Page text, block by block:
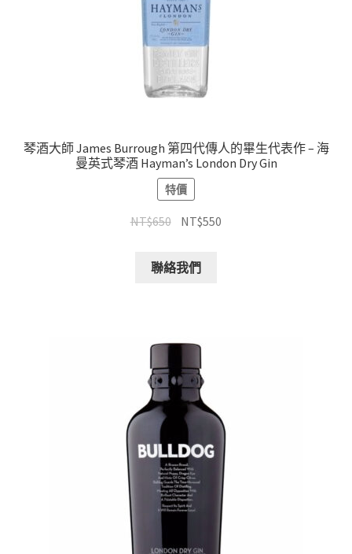
琴酒大師 James Burrough 第四代傳人的畢生代表作 – 海
曼英式琴酒 Hayman’s London Dry Gin
特價
NT$650 NT$550
聯絡我們